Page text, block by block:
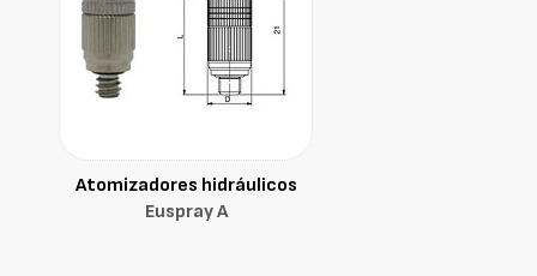
Atomizadores hidráulicos
Euspray A